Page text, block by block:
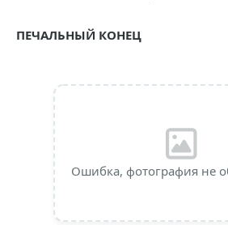
ПЕЧАЛЬНЫЙ КОНЕЦ
Ошибка, фотография не